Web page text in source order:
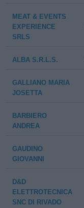
MEAT & EVENTS
EXPERIENCE
SRLS
ALBA S.R.L.S.
GALLIANO MARIA
JOSETTA
BARBIERO
ANDREA
GAUDINO
GIOVANNI
D&D
ELETTROTECNICA
SNC DI RIVADO